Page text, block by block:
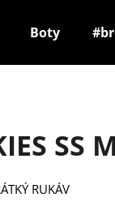
Boty
SS
RUKÁV